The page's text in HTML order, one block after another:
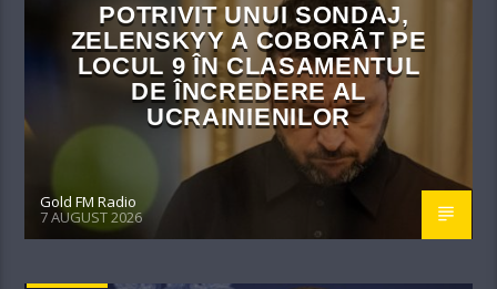
POTRIVIT UNUI SONDAJ,
ZELENSKYY A COBORÂT PE
LOCUL 9 ÎN CLASAMENTUL
DE ÎNCREDERE AL
UCRAINIENILOR
Gold FM Radio
7 AUGUST 2026